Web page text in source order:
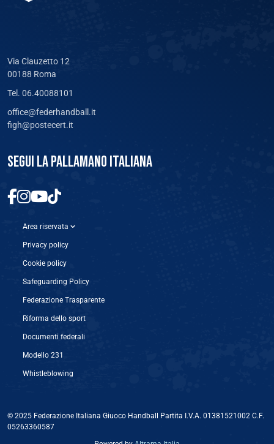
Via Clauzetto 12
00188 Roma
Tel. 06.40088101
office@federhandball.it
figh@postecert.it
SEGUI LA PALLAMANO ITALIANA
Area riservata
Privacy policy
Cookie policy
Safeguarding Policy
Federazione Trasparente
Riforma dello sport
Documenti federali
Modello 231
Whistleblowing
© 2025 Federazione Italiana Giuoco Handball Partita I.V.A. 01381521002 C.F.
05263360587